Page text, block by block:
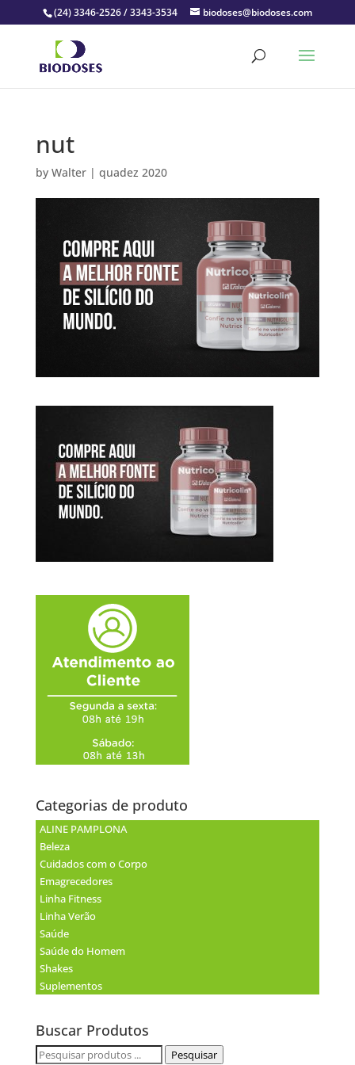
(24) 3346-2526 / 3343-3534 biodoses@biodoses.com
nut
by Walter| quadez 2020
Categorias de produto
ALINE PAMPLONA
Beleza
Cuidados com o Corpo
Emagrecedores
Linha Fitness
Linha Verão
Saúde
Saúde do Homem
Shakes
Suplementos
Buscar Produtos
Pesquisar
Pesquisar